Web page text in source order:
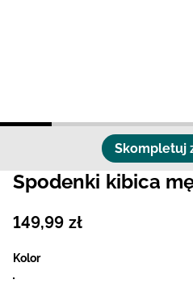
Skompletuj
Spodenki kibica
149,99 zł
Kolor